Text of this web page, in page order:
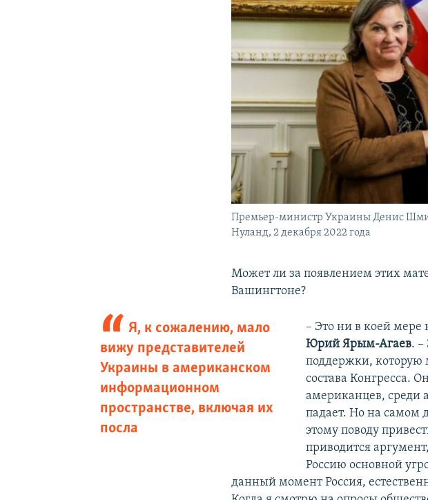
Премьер-министр Украины Денис
Нуланд, 2 декабря 2022 года
Может ли за появлением этих
Вашингтоне?
Я, к сожалению, мало
вижу представителей
Украины в американском
информационном
пространстве, включая их
посла
– Это ни в коей мере
Юрий Ярым-Агаев. –
поддержки, которую
состава Конгресса.
американцев, среди
падает. Но на самом
этому поводу
приводится
Россию основной
данный момент Россия,